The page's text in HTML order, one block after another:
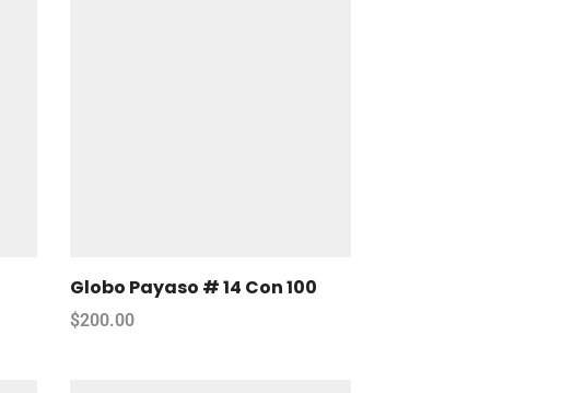
Globo Payaso # 14 Con 100
$200.00